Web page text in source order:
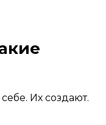
Их создают.